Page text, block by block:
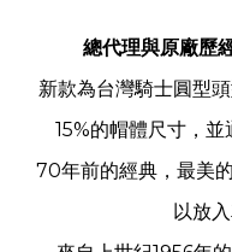
總代理與原廠歷
新款為台灣騎士圓型
15%的帽體尺寸，並
70年前的經典，最美
以放